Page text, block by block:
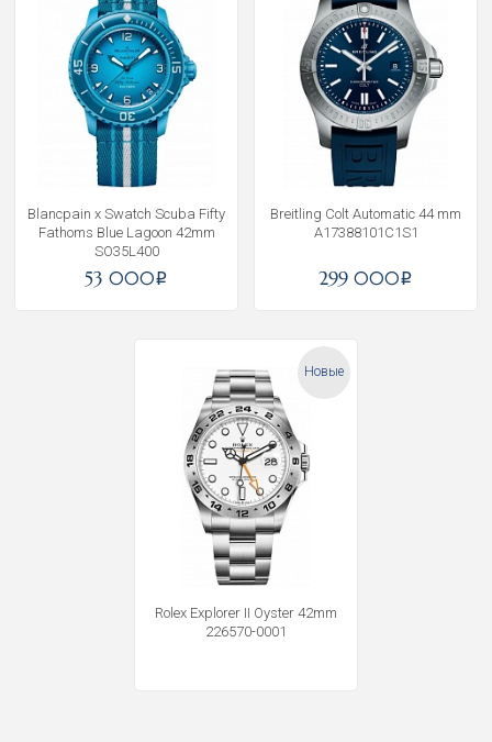
Blancpain x Swatch Scuba Fifty
Fathoms Blue Lagoon 42mm
SO35L400
53 000i
Breitling Colt Automatic 44 mm
A17388101C1S1
299 000i
Новые
Rolex Explorer II Oyster 42mm
226570-0001
Получать на почту